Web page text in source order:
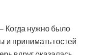
Когда нужно было
и принимать гостей